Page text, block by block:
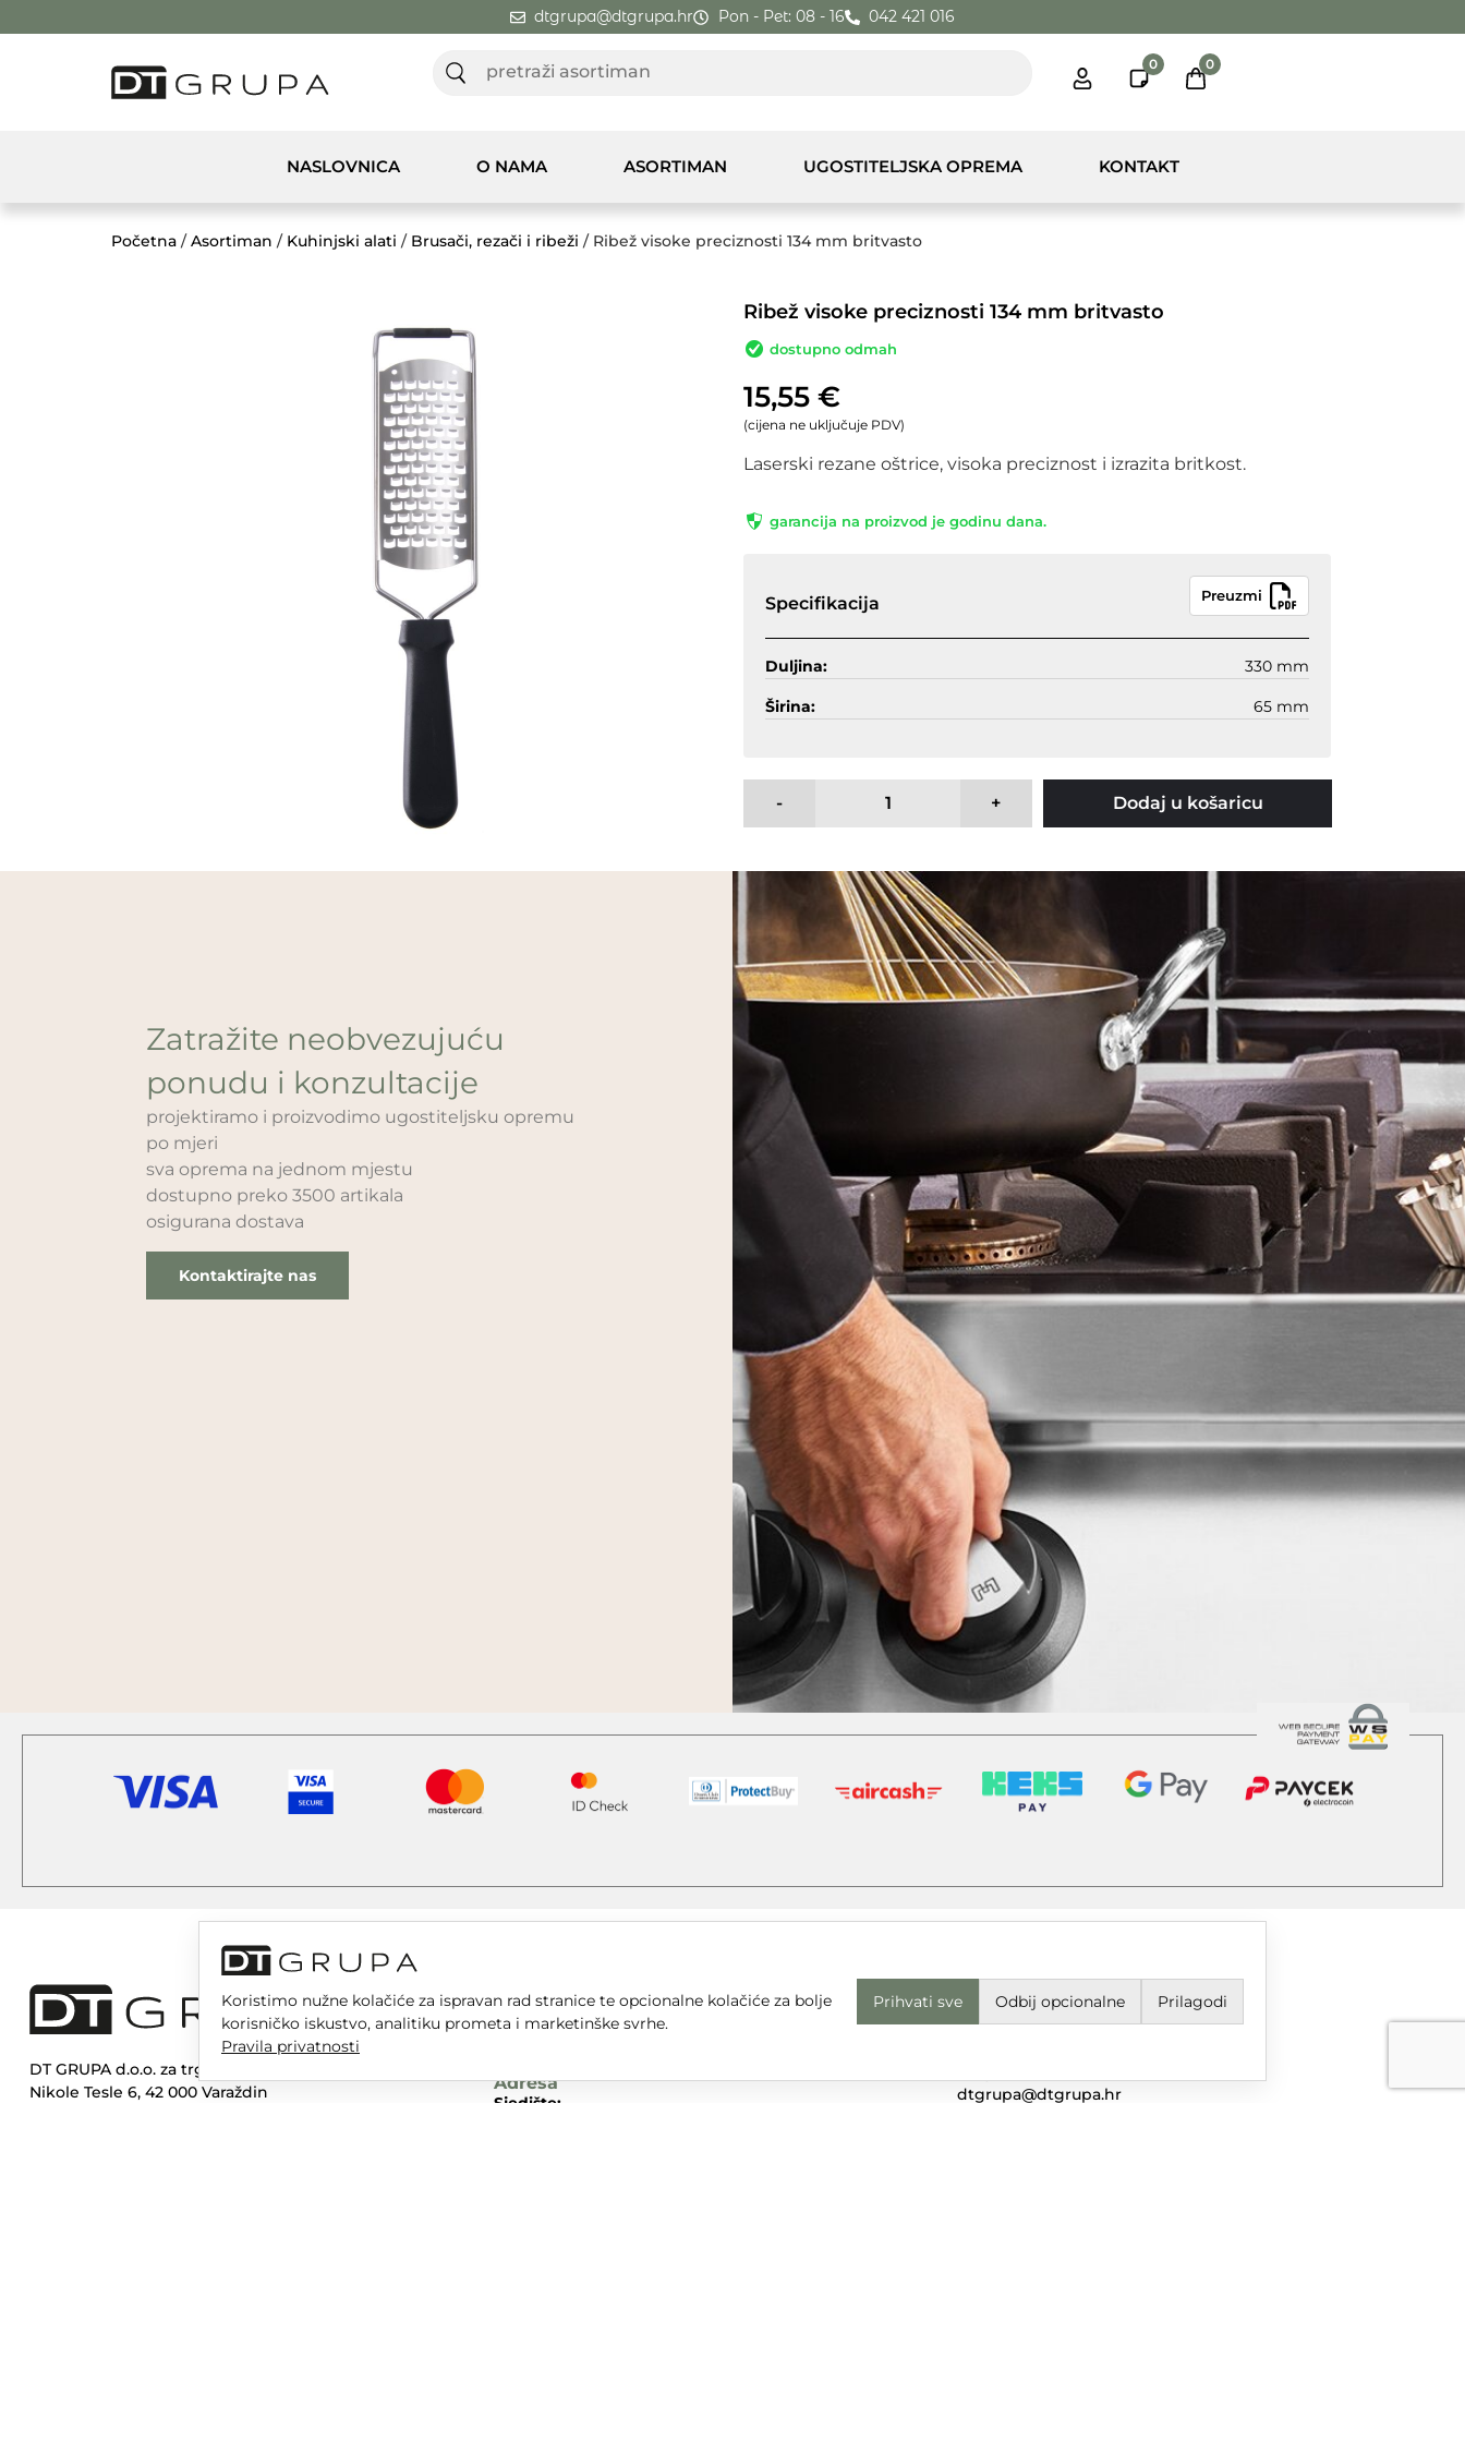
dtgrupa@dtgrupa.hr Pon - Pet: 08 - 16 042 421 016
0 0
NASLOVNICA O NAMA ASORTIMAN UGOSTITELJSKA OPREMA KONTAKT
Početna /Asortiman / Kuhinjski alati / Brusači, rezači i ribeži / Ribež visoke preciznosti 134 mm britvasto
Ribež visoke preciznosti 134 mm britvasto
dostupno odmah
15,55 €
(cijena ne uključuje PDV)
Laserski rezane oštrice, visoka preciznost i izrazita britkost.
garancija na proizvod je godinu dana.
Specifikacija Preuzmi
Duljina: 330 mm
Širina: 65 mm
- + Dodaj u košaricu
Zatražite neobvezujuću
ponudu i konzultacije
projektiramo i proizvodimo ugostiteljsku opremu
po mjeri
sva oprema na jednom mjestu
dostupno preko 3500 artikala
osigurana dostava
Kontaktirajte nas
DT GRUPA d.o.o. za trgovinu i usluge
Nikole Tesle 6, 42 000 Varaždin
Radno vrijeme
Pon - Pet: 08 - 16
Adresa
Sjedište:
Uvjeti korištenja i odredbe
Email
dtgrupa@dtgrupa.hr
Koristimo nužne kolačiće za ispravan rad stranice te opcionalne kolačiće za bolje
korisničko iskustvo, analitiku prometa i marketinške svrhe.
Pravila privatnosti
Prihvati sve Odbij opcionalne Prilagodi